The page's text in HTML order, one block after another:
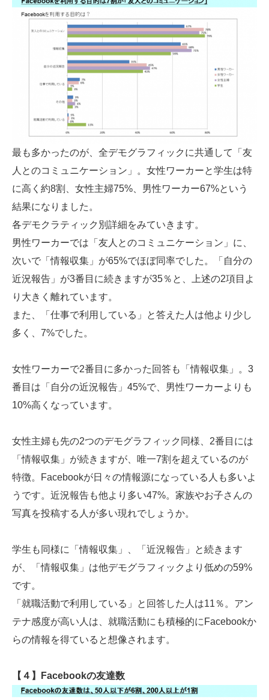
最も多かったのが、全デモグラフィックに共通して「友
人とのコミュニケーション」。女性ワーカーと学生は特
に高く約8割、女性主婦75%、男性ワーカー67%という
結果になりました。
各デモクラティック別詳細をみていきます。
男性ワーカーでは「友人とのコミュニケーション」に、
次いで「情報収集」が65%でほぼ同率でした。「自分の
近況報告」が3番目に続きますが35％と、上述の2項目よ
り大きく離れています。
また、「仕事で利用している」と答えた人は他より少し
多く、7%でした。
女性ワーカーで2番目に多かった回答も「情報収集」。3
番目は「自分の近況報告」45%で、男性ワーカーよりも
10%高くなっています。
女性主婦も先の2つのデモグラフィック同様、2番目には
「情報収集」が続きますが、唯一7割を超えているのが
特徴。Facebookが日々の情報源になっている人も多いよ
うです。近況報告も他より多い47%。家族やお子さんの
写真を投稿する人が多い現れでしょうか。
学生も同様に「情報収集」、「近況報告」と続きます
が、「情報収集」は他デモグラフィックより低めの59%
です。
「就職活動で利用している」と回答した人は11％。アン
テナ感度が高い人は、就職活動にも積極的にFacebookか
らの情報を得ていると想像されます。
【４】Facebookの友達数